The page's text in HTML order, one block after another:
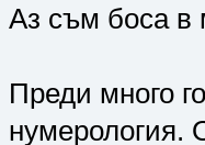
Аз съм боса в
Преди много
нумерология.